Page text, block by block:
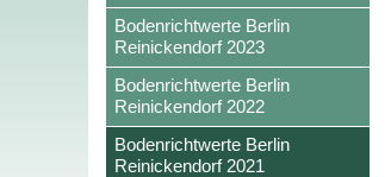
Bodenrichtwerte Berlin
Reinickendorf 2023
Bodenrichtwerte Berlin
Reinickendorf 2022
Bodenrichtwerte Berlin
Reinickendorf 2021